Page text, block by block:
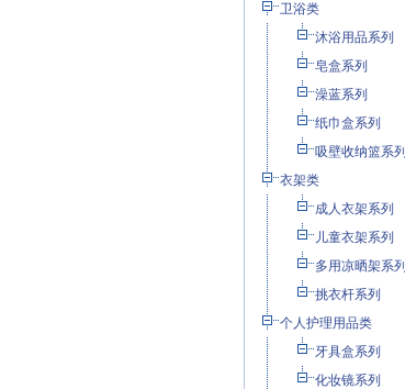
卫浴类
沐浴用品系列
皂盒系列
澡蓝系列
纸巾盒系列
吸壁收纳篮系列
衣架类
成人衣架系列
儿童衣架系列
多用凉晒架系列
挑衣杆系列
个人护理用品类
牙具盒系列
化妆镜系列